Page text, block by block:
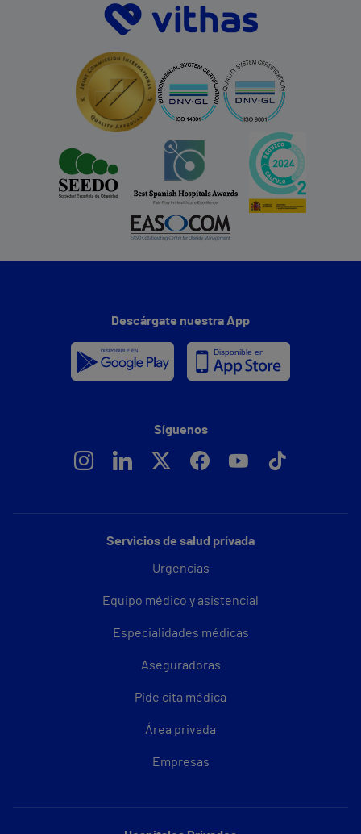
Servicios de salud privada
Urgencias
Equipo médico y asistencial
Especialidades médicas
Aseguradoras
Pide cita médica
Área privada
Empresas
Descárgate nuestra App
Síguenos